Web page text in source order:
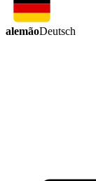
alemãoDeutsch